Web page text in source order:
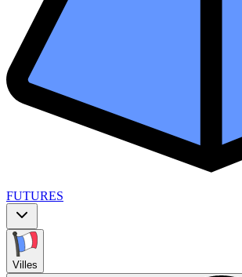
FUTURES
Villes